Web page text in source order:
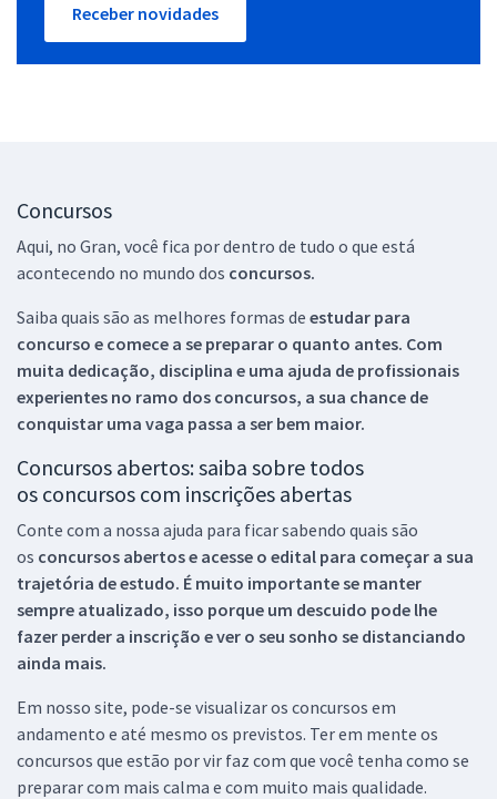
Receber novidades
Concursos
Aqui, no Gran, você fica por dentro de tudo o que está
acontecendo no mundo dos concursos.
Saiba quais são as melhores formas de estudar para
concurso e comece a se preparar o quanto antes. Com
muita dedicação, disciplina e uma ajuda de profissionais
experientes no ramo dos concursos, a sua chance de
conquistar uma vaga passa a ser bem maior.
Concursos abertos: saiba sobre todos
os concursos com inscrições abertas
Conte com a nossa ajuda para ficar sabendo quais são
os concursos abertos e acesse o edital para começar a sua
trajetória de estudo. É muito importante se manter
sempre atualizado, isso porque um descuido pode lhe
fazer perder a inscrição e ver o seu sonho se distanciando
ainda mais.
Em nosso site, pode-se visualizar os concursos em
andamento e até mesmo os previstos. Ter em mente os
concursos que estão por vir faz com que você tenha como se
preparar com mais calma e com muito mais qualidade.